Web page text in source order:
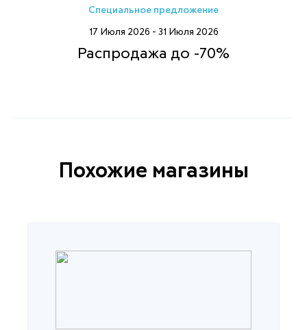
Специальное предложение
17 Июля 2026 - 31 Июля 2026
Распродажа до -70%
Похожие магазины